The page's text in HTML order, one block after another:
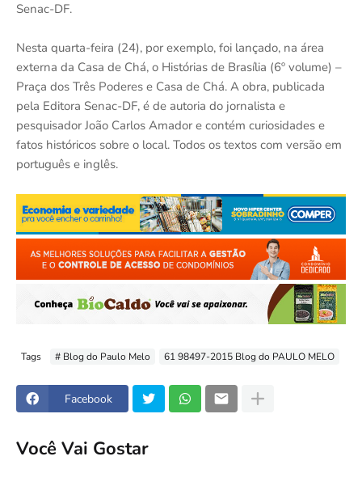
Senac-DF.
Nesta quarta-feira (24), por exemplo, foi lançado, na área
externa da Casa de Chá, o Histórias de Brasília (6º volume) –
Praça dos Três Poderes e Casa de Chá. A obra, publicada
pela Editora Senac-DF, é de autoria do jornalista e
pesquisador João Carlos Amador e contém curiosidades e
fatos históricos sobre o local. Todos os textos com versão em
português e inglês.
Tags # Blog do Paulo Melo 61 98497-2015 Blog do PAULO MELO
Facebook
Você Vai Gostar